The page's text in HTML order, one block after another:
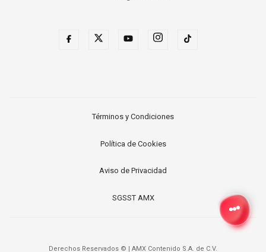
Términos y Condiciones
Política de Cookies
Aviso de Privacidad
SGSST AMX
Derechos Reservados © AMX Contenido S.A. de C.V.